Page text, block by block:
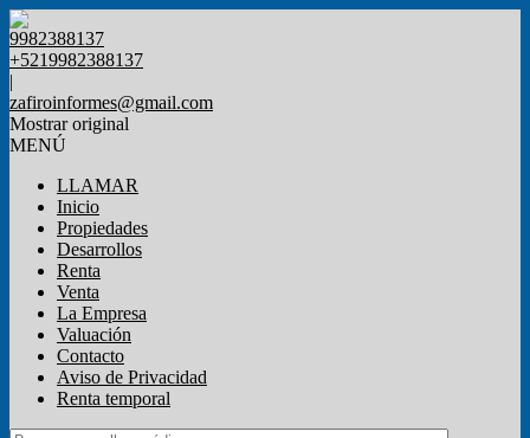
9982388137
+5219982388137
|
zafiroinformes@gmail.com
Mostrar original
MENÚ
LLAMAR
Inicio
Propiedades
Desarrollos
Renta
Venta
La Empresa
Valuación
Contacto
Aviso de Privacidad
Renta temporal